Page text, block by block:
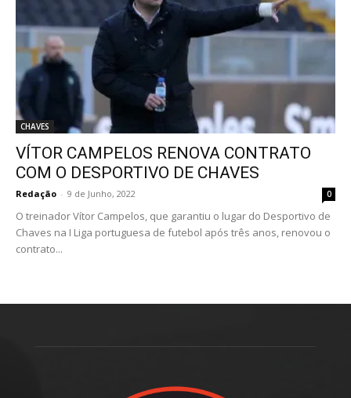
CHAVES
VÍTOR CAMPELOS RENOVA CONTRATO
COM O DESPORTIVO DE CHAVES
Redação - 9 de Junho, 2022 0
O treinador Vítor Campelos, que garantiu o lugar do Desportivo de
Chaves na I Liga portuguesa de futebol após três anos, renovou o
contrato...